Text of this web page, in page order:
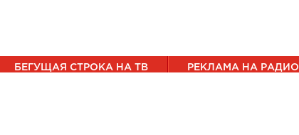
БЕГУЩАЯ СТРОКА НА ТВ РЕКЛАМА НА РАДИО